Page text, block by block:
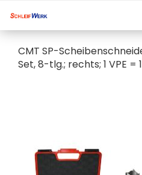
CMT SP-
Set, 8-tlg.; rechts; 1 VPE =